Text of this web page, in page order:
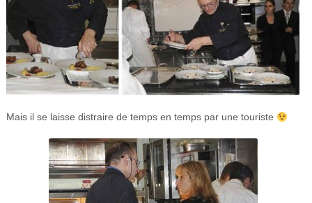
Mais il se laisse distraire de temps en temps par une touriste